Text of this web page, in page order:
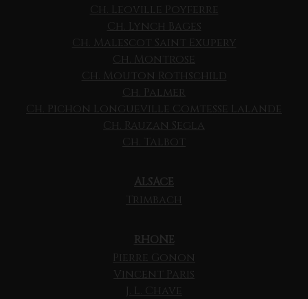
Ch. Leoville Poyferre
Ch. Lynch Bages
Ch. Malescot Saint Exupery
Ch. Montrose
Ch. Mouton Rothschild
Ch. Palmer
Ch. Pichon Longueville Comtesse Lalande
Ch. Rauzan Segla
Ch. Talbot
ALSACE
Trimbach
RHONE
Pierre Gonon
Vincent Paris
J. L. Chave